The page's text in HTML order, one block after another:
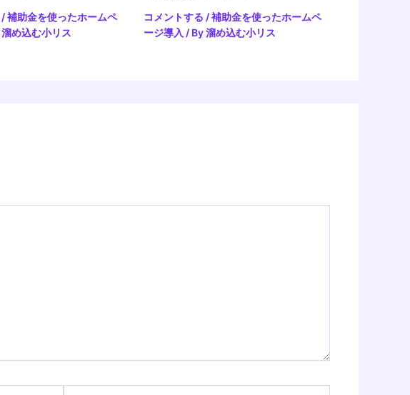
/補助金を使ったホームペ
溜め込む小リス
コメントする /補助金を使ったホームペ
ージ導入 / By溜め込む小リス